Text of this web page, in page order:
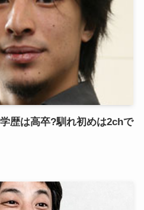
歴は高卒?馴れ初めは2chで